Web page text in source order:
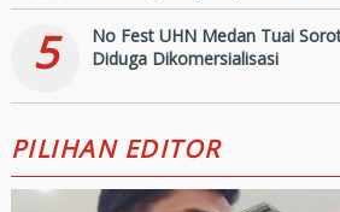
5
No Fest UHN Medan Tuai
Diduga Dikomersialisasi
PILIHAN EDITOR